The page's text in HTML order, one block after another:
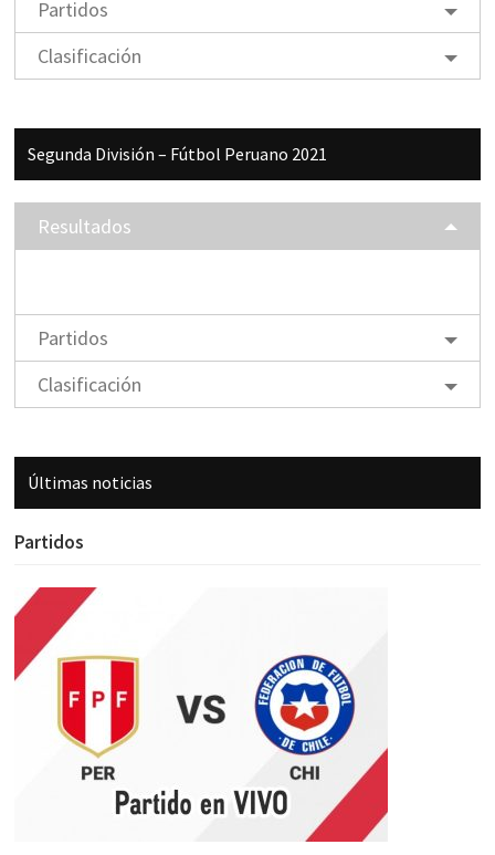
Partidos
Clasificación
Segunda División – Fútbol Peruano 2021
Resultados
Partidos
Clasificación
Últimas noticias
Partidos